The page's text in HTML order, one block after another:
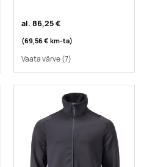
al. 86,25 €
(69,56 € km-ta)
Vaata värve(7)